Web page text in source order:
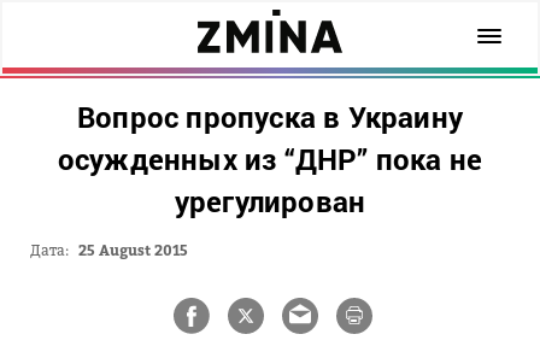
Вопрос пропуска в Украину
осужденных из “ДНР” пока не
урегулирован
Дата: 25 August 2015